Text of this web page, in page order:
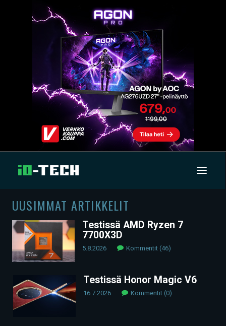
UUTISET
ARTIKKELIT
VIDEOT
TECHBBS
TIETOA
UUSIMMAT ARTIKKELIT
Testissä AMD Ryzen 7
7700X3D
5.8.2026 Kommentit (46)
Testissä Honor Magic V6
16.7.2026 Kommentit (0)